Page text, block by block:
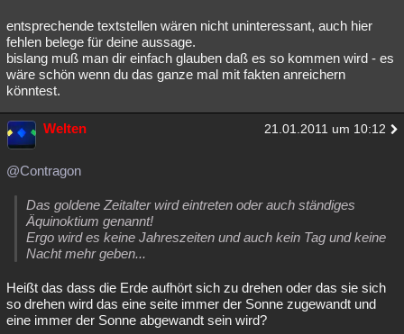
entsprechende textstellen wären nicht uninteressant, auch hier
fehlen belege für deine aussage.
bislang muß man dir einfach glauben daß es so kommen wird - es
wäre schön wenn du das ganze mal mit fakten anreichern
könntest.
Welten 21.01.2011 um 10:12
@Contragon
Das goldene Zeitalter wird eintreten oder auch ständiges
Äquinoktium genannt!
Ergo wird es keine Jahreszeiten und auch kein Tag und keine
Nacht mehr geben...
Heißt das dass die Erde aufhört sich zu drehen oder das sie sich
so drehen wird das eine seite immer der Sonne zugewandt und
eine immer der Sonne abgewandt sein wird?